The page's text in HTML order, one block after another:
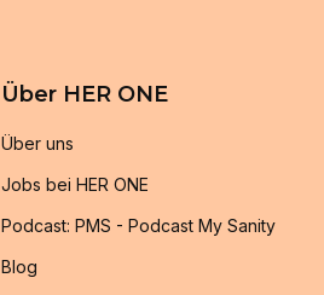
Über HER ONE
Über uns
Jobs bei HER ONE
Podcast: PMS - Podcast My Sanity
Blog